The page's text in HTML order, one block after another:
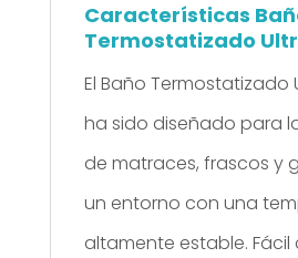
Características
Termostatizado
El Baño Termostatizado
ha sido diseñado para
de matraces, frascos y
un entorno con una
altamente estable.